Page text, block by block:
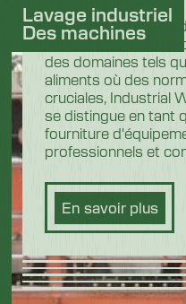
Dans les secteurs
hautement
des domaines tels
aliments où des
cruciales, Industrial
se distingue en tant
fourniture
professionnels et
En savoir plus
Lavage industriel
Des machines